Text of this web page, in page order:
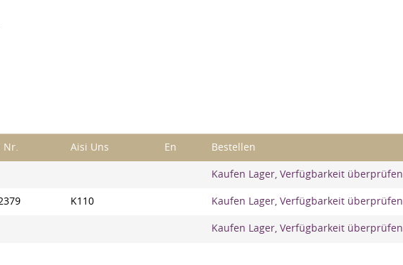
Nr. Aisi Uns En Bestellen
Kaufen Lager, Verfügbarkeit überprüfen
K110 Kaufen Lager, Verfügbarkeit überprüfen
Kaufen Lager, Verfügbarkeit überprüfen